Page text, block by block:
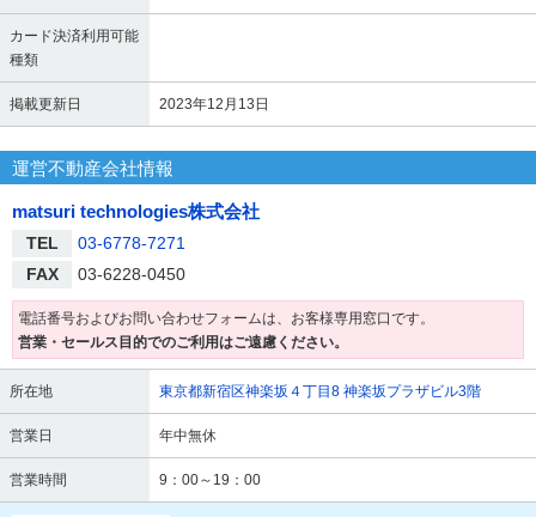
カード決済利用可能
種類
掲載更新日 2023年12月13日
運営不動産会社情報
matsuri technologies株式会社
TEL
03-6778-7271
FAX
03-6228-0450
電話番号およびお問い合わせフォームは、お客様専用窓口です。
営業・セールス目的でのご利用はご遠慮ください。
所在地 東京都新宿区神楽坂４丁目8 神楽坂プラザビル3階
営業日 年中無休
営業時間 9：00～19：00